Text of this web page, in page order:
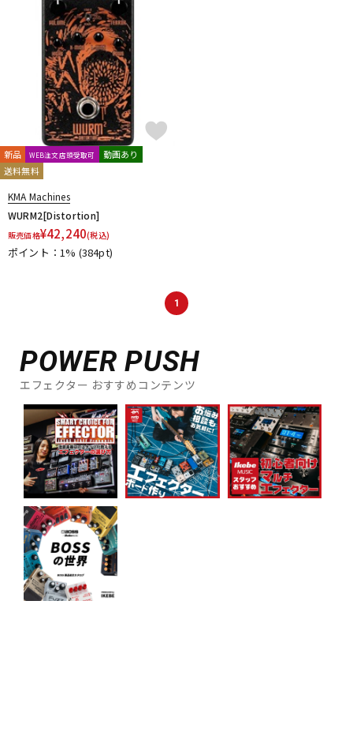
配信/ライブ機器
中古
新品 WEB注文店頭受取可
動画あり
送料無料
KMA Machines
WURM2[Distortion]
販売価格¥42,240(税込)
ポイント：1% (384pt)
1
POWER PUSH
エフェクター おすすめコンテンツ